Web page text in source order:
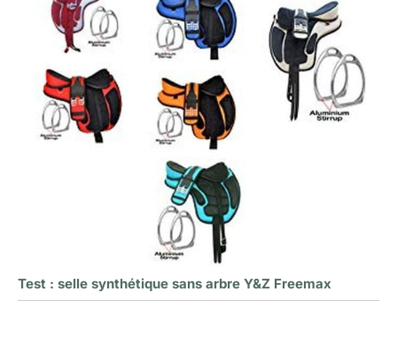
Test : selle synthétique sans arbre Y&Z Freemax